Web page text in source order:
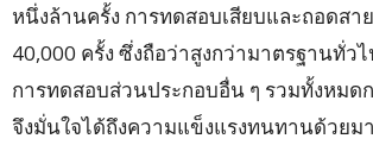
หนึ่งล้านครั้ง การทดสอบเสียบและถอดสา
40,000 ครั้ง ซึ่งถือว่าสูงกว่ามาตรฐานทั่ว
การทดสอบส่วนประกอบอื่น ๆ รวมทั้งหมด
จึงมั่นใจได้ถึงความแข็งแรงทนทานด้วยม